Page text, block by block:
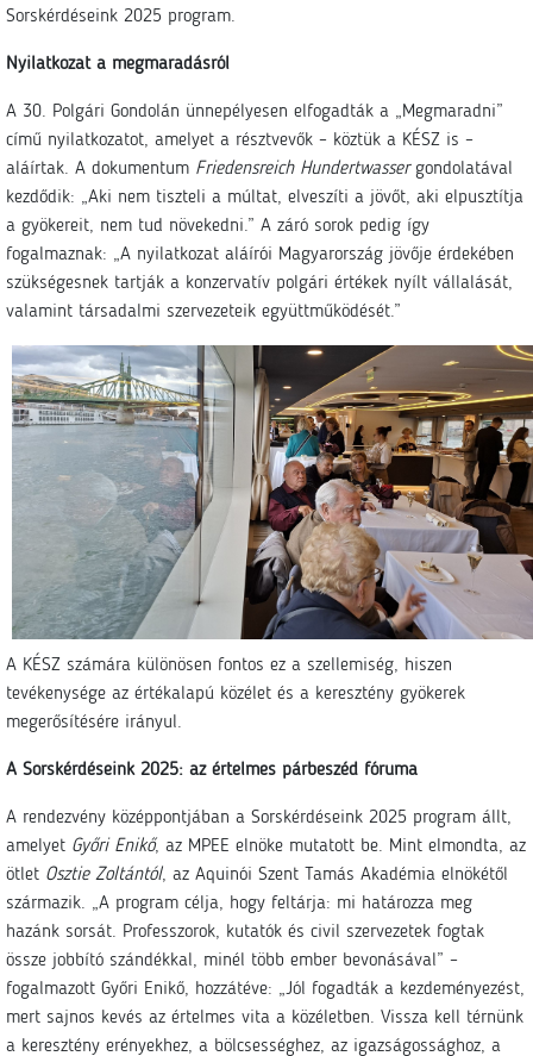
Sorskérdéseink 2025 program.
Nyilatkozat a megmaradásról
A 30. Polgári Gondolán ünnepélyesen elfogadták a „Megmaradni”
című nyilatkozatot, amelyet a résztvevők – köztük a KÉSZ is –
aláírtak. A dokumentum Friedensreich Hundertwassergondolatával
kezdődik: „Aki nem tiszteli a múltat, elveszíti a jövőt, aki elpusztítja
a gyökereit, nem tud növekedni.” A záró sorok pedig így
fogalmaznak: „A nyilatkozat aláírói Magyarország jövője érdekében
szükségesnek tartják a konzervatív polgári értékek nyílt vállalását,
valamint társadalmi szervezeteik együttműködését.”
A KÉSZ számára különösen fontos ez a szellemiség, hiszen
tevékenysége az értékalapú közélet és a keresztény gyökerek
megerősítésére irányul.
A Sorskérdéseink 2025: az értelmes párbeszéd fóruma
A rendezvény középpontjában a Sorskérdéseink 2025 program állt,
amelyet Győri Enikő, az MPEE elnöke mutatott be. Mint elmondta, az
ötlet Osztie Zoltántól, az Aquinói Szent Tamás Akadémia elnökétől
származik. „A program célja, hogy feltárja: mi határozza meg
hazánk sorsát. Professzorok, kutatók és civil szervezetek fogtak
össze jobbító szándékkal, minél több ember bevonásával” –
fogalmazott Győri Enikő, hozzátéve: „Jól fogadták a kezdeményezést,
mert sajnos kevés az értelmes vita a közéletben. Vissza kell térnünk
a keresztény erényekhez, a bölcsességhez, az igazságossághoz, a